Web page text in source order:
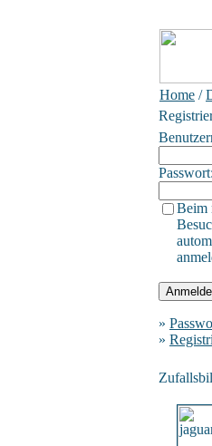
Home /
Passwort:
Beim
»
»